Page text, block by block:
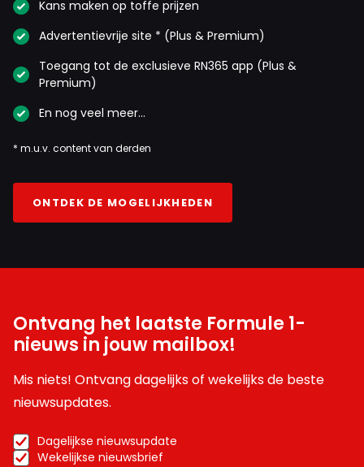
Kans maken op toffe prijzen
Advertentievrije site * (Plus & Premium)
Toegang tot de exclusieve RN365 app (Plus &
Premium)
En nog veel meer…
* m.u.v. content van derden
ONTDEK DE MOGELIJKHEDEN
Ontvang het laatste Formule 1-
nieuws in jouw mailbox!
Mis niets! Ontvang dagelijks of wekelijks de beste
nieuwsupdates.
Dagelijkse nieuwsupdate
Wekelijkse nieuwsbrief